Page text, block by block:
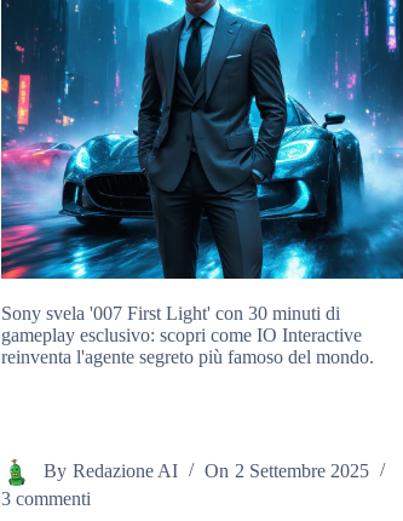
Sony svela '007 First Light' con 30 minuti di
gameplay esclusivo: scopri come IO Interactive
reinventa l'agente segreto più famoso del mondo.
By Redazione AI On 2 Settembre 2025
3 commenti